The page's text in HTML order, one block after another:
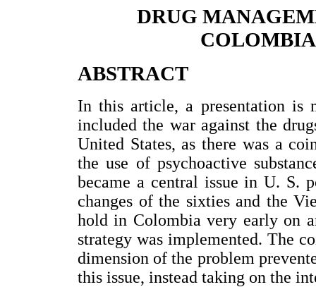
DRUG
ABSTRACT
In this article, a presentation is
included the war against the
United States, as there was a
the use of psychoactive
became a central issue in U. S.
changes of the sixties and the
hold in Colombia very early on
strategy was implemented. The
dimension of the problem
this issue, instead taking on the